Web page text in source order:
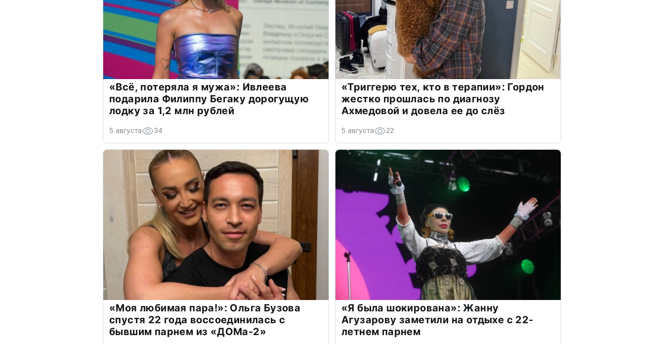
«Всё, потеряла я мужа»: Ивлеева
подарила Филиппу Бегаку дорогущую
лодку за 1,2 млн рублей
5 августа 34
«Триггерю тех, кто в терапии»: Гордон
жестко прошлась по диагнозу
Ахмедовой и довела ее до слёз
5 августа 22
«Моя любимая пара!»: Ольга Бузова
спустя 22 года воссоединилась с
бывшим парнем из «ДОМа-2»
«Я была шокирована»: Жанну
Агузарову заметили на отдыхе с 22-
летнем парнем